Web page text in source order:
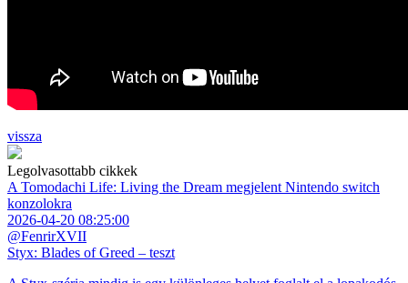
vissza
Legolvasottabb cikkek
A Tomodachi Life: Living the Dream megjelent Nintendo switch
konzolokra
2026-04-20 08:25:00
@FenrirXVII
Styx: Blades of Greed – teszt